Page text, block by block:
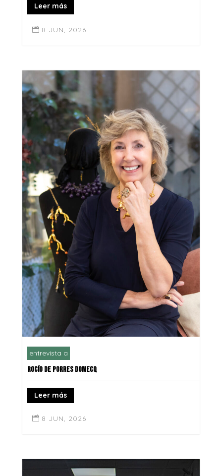
Leer más
 8 JUN, 2026
entrevista a
ROCÍO DE PORRES DOMECQ
Leer más
 8 JUN, 2026